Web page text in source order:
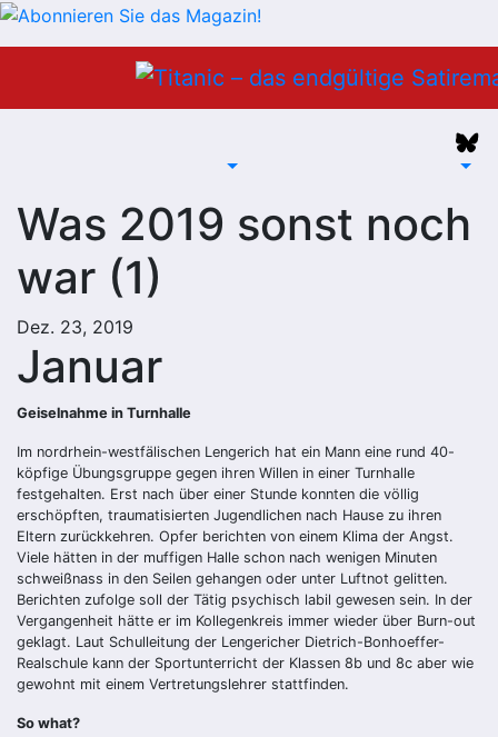
Was 2019 sonst noch
war (1)
Dez. 23, 2019
Januar
Geiselnahme in Turnhalle
Im nordrhein-westfälischen Lengerich hat ein Mann eine rund 40-
köpfige Übungsgruppe gegen ihren Willen in einer Turnhalle
festgehalten. Erst nach über einer Stunde konnten die völlig
erschöpften, traumatisierten Jugendlichen nach Hause zu ihren
Eltern zurückkehren. Opfer berichten von einem Klima der Angst.
Viele hätten in der muffigen Halle schon nach wenigen Minuten
schweißnass in den Seilen gehangen oder unter Luftnot gelitten.
Berichten zufolge soll der Tätig psychisch labil gewesen sein. In der
Vergangenheit hätte er im Kollegenkreis immer wieder über Burn-out
geklagt. Laut Schulleitung der Lengericher Dietrich-Bonhoeffer-
Realschule kann der Sportunterricht der Klassen 8b und 8c aber wie
gewohnt mit einem Vertretungslehrer stattfinden.
So what?